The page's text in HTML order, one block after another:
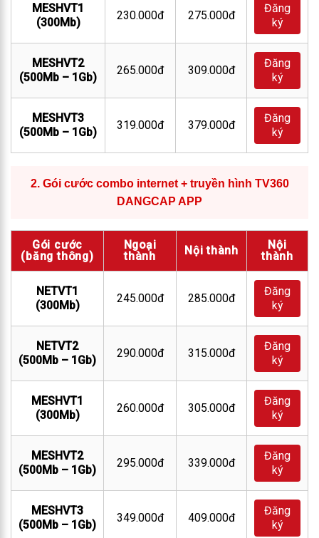
MESHVT1
(300Mb)
230.000đ 275.000đ
Đăng
ký
MESHVT2
(500Mb – 1Gb)
265.000đ 309.000đ
Đăng
ký
MESHVT3
(500Mb – 1Gb)
319.000đ 379.000đ
Đăng
ký
2. Gói cước combo internet + truyền hình TV360
DANGCAP APP
Gói cước
(băng thông)
Ngoại
thành
Nội thành
Nội
thành
NETVT1
(300Mb)
245.000đ 285.000đ
Đăng
ký
NETVT2
(500Mb – 1Gb)
290.000đ 315.000đ
Đăng
ký
MESHVT1
(300Mb)
260.000đ 305.000đ
Đăng
ký
MESHVT2
(500Mb – 1Gb)
295.000đ 339.000đ
Đăng
ký
MESHVT3
(500Mb – 1Gb)
349.000đ 409.000đ
Đăng
ký